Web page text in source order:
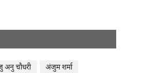
अनु चौधरी
अंजुम शर्मा